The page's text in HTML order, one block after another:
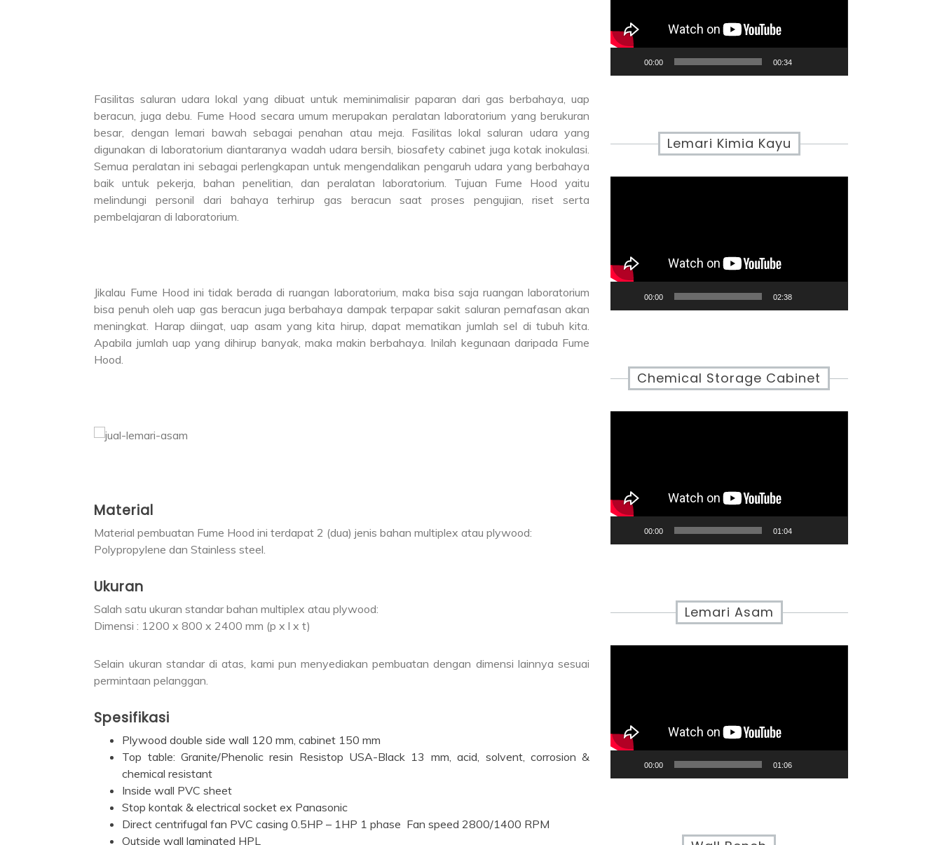
Fasilitas saluran udara lokal yang dibuat untuk meminimalisir paparan dari gas berbahaya, uap
beracun, juga debu. Fume Hood secara umum merupakan peralatan laboratorium yang berukuran
besar, dengan lemari bawah sebagai penahan atau meja. Fasilitas lokal saluran udara yang
digunakan di laboratorium diantaranya wadah udara bersih, biosafety cabinet juga kotak inokulasi.
Semua peralatan ini sebagai perlengkapan untuk mengendalikan pengaruh udara yang berbahaya
baik untuk pekerja, bahan penelitian, dan peralatan laboratorium. Tujuan Fume Hood yaitu
melindungi personil dari bahaya terhirup gas beracun saat proses pengujian, riset serta
pembelajaran di laboratorium.
Jikalau Fume Hood ini tidak berada di ruangan laboratorium, maka bisa saja ruangan laboratorium
bisa penuh oleh uap gas beracun juga berbahaya dampak terpapar sakit saluran pernafasan akan
meningkat. Harap diingat, uap asam yang kita hirup, dapat mematikan jumlah sel di tubuh kita.
Apabila jumlah uap yang dihirup banyak, maka makin berbahaya. Inilah kegunaan daripada Fume
Hood.
Material
Material pembuatan Fume Hood ini terdapat 2 (dua) jenis bahan multiplex atau plywood:
Polypropylene dan Stainless steel.
Ukuran
Salah satu ukuran standar bahan multiplex atau plywood:
Dimensi : 1200 x 800 x 2400 mm (p x l x t)
Selain ukuran standar di atas, kami pun menyediakan pembuatan dengan dimensi lainnya sesuai
permintaan pelanggan.
Spesifikasi
Plywood double side wall 120 mm, cabinet 150 mm
Top table: Granite/Phenolic resin Resistop USA-Black 13 mm, acid, solvent, corrosion &
chemical resistant
Inside wall PVC sheet
Stop kontak & electrical socket ex Panasonic
Direct centrifugal fan PVC casing 0.5HP – 1HP 1 phase Fan speed 2800/1400 RPM
Outside wall laminated HPL
00:00 00:34
Lemari Kimia Kayu
00:00 02:38
Chemical Storage Cabinet
00:00 01:04
Lemari Asam
00:00 01:06